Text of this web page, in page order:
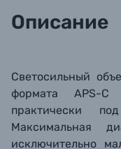
Описание
Светосильный
формата APS-
практически
Максимальная
исключительно